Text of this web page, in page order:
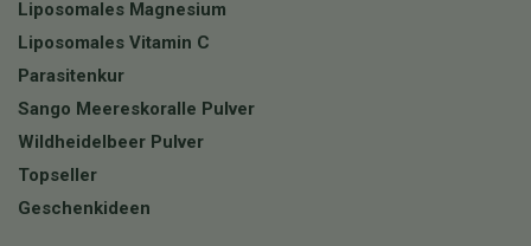
Liposomales Magnesium
Liposomales Vitamin C
Parasitenkur
Sango Meereskoralle Pulver
Wildheidelbeer Pulver
Topseller
Geschenkideen